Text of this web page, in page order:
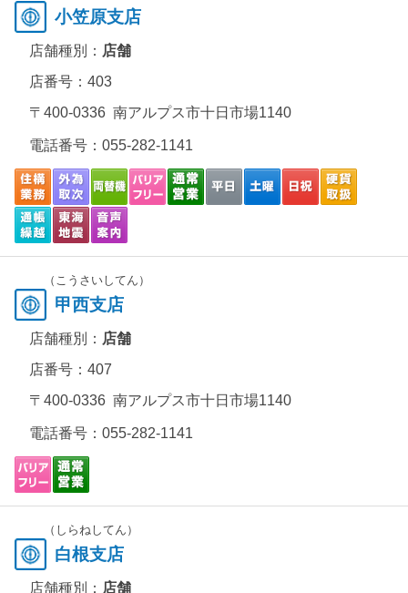
小笠原支店
店舗種別： 店舗
店番号：403
〒400-0336 南アルプス市十日市場1140
電話番号： 055-282-1141
（こうさいしてん）
甲西支店
店舗種別： 店舗
店番号：407
〒400-0336 南アルプス市十日市場1140
電話番号： 055-282-1141
（しらねしてん）
白根支店
店舗種別： 店舗